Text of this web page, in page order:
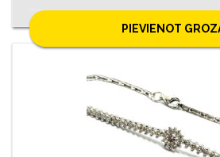
PIEVIENOT